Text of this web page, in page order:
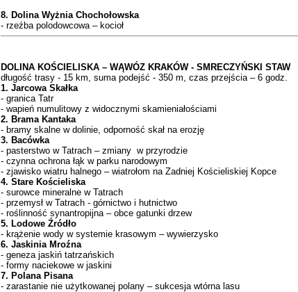
8. Dolina Wyżnia Chochołowska
- rzeźba polodowcowa – kocioł
DOLINA KOŚCIELISKA – WĄWÓZ KRAKÓW - SMRECZYŃSKI STAW
długość trasy - 15 km, suma podejść - 350 m, czas przejścia – 6 godz.
1. Jarcowa Skałka
- granica Tatr
- wapień numulitowy z widocznymi skamieniałościami
2. Brama Kantaka
- bramy skalne w dolinie, odporność skał na erozję
3. Bacówka
- pasterstwo w Tatrach – zmiany w przyrodzie
- czynna ochrona łąk w parku narodowym
- zjawisko wiatru halnego – wiatrołom na Zadniej Kościeliskiej Kopce
4. Stare Kościeliska
- surowce mineralne w Tatrach
- przemysł w Tatrach - górnictwo i hutnictwo
- roślinność synantropijna – obce gatunki drzew
5. Lodowe Źródło
- krążenie wody w systemie krasowym – wywierzysko
6. Jaskinia Mroźna
- geneza jaskiń tatrzańskich
- formy naciekowe w jaskini
7. Polana Pisana
- zarastanie nie użytkowanej polany – sukcesja wtórna lasu